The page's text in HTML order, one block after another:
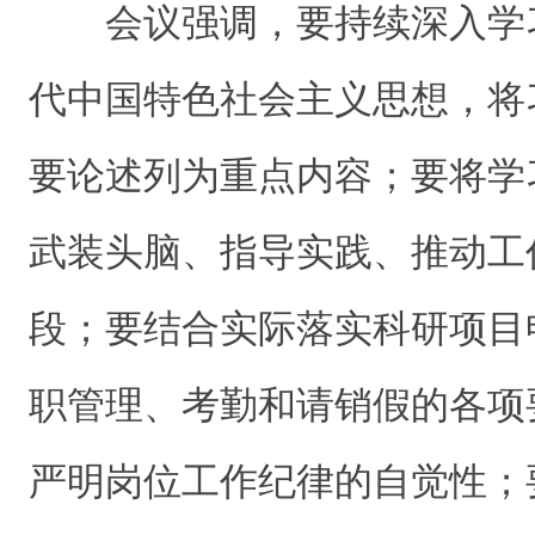
会议强调，要持续深入
代中国特色社会主义思想，
要论述列为重点内容；要将
武装头脑、指导实践、推动
段；要结合实际落实科研项
职管理、考勤和请销假的各
严明岗位工作纪律的自觉性